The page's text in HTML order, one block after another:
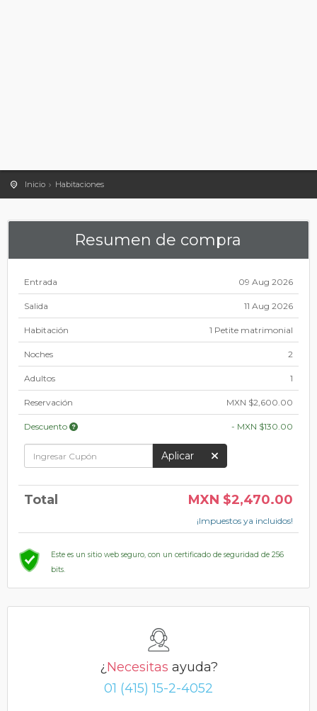
Inicio Habitaciones
Resumen de compra
Entrada 09 Aug 2026
Salida 11 Aug 2026
Habitación 1 Petite matrimonial
Noches 2
Adultos 1
Reservación MXN $2,600.00
Descuento - MXN $130.00
Aplicar
Total MXN $2,470.00
¡Impuestos ya incluidos!
Este es un sitio web seguro, con un certificado de seguridad de 256
bits.
¿ Necesitas ayuda?
01 (415) 15-2-4052